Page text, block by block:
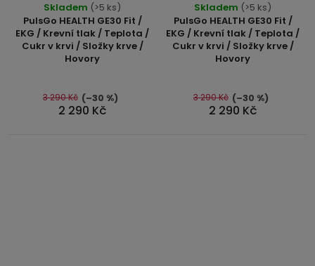
PulsGo HEALTH GE30 Fit /
EKG / Krevní tlak / Teplota /
Cukr v krvi / Složky krve /
Hovory
Skladem (>5 ks)
2 290 Kč
3 290 Kč (–30 %)
PulsGo HEALTH GE30 Fit /
EKG / Krevní tlak / Teplota /
Cukr v krvi / Složky krve /
Hovory
Skladem (>5 ks)
2 290 Kč
3 290 Kč (–30 %)